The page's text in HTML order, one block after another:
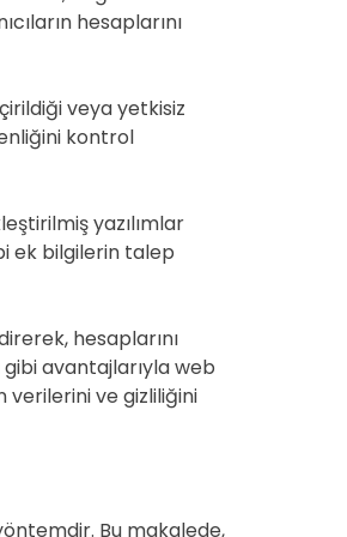
hesaplarını
veya yetkisiz
kontrol
yazılımlar
ek bilgilerin talep
hesaplarını
gibi avantajlarıyla web
verilerini ve gizliliğini
Bu makalede,